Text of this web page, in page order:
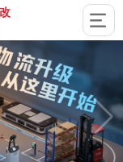
新企业，深耕AGV搬运机